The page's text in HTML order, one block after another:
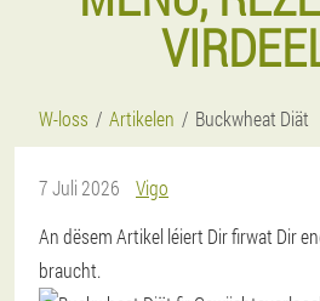
W-loss Artikelen Buckwheat Diät
7 Juli 2026
Vigo
An dësem Artikel léiert Dir firwat Dir
braucht.